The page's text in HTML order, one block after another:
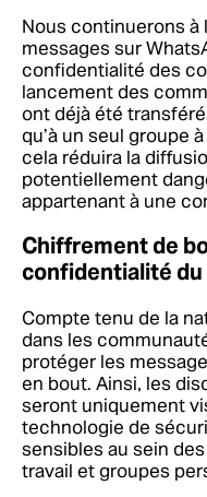
Nous continuerons
messages sur
confidentialité des
lancement des
ont déjà été
qu’à un seul groupe
cela réduira la
potentiellement
appartenant à une
Chiffrement de
confidentialité
Compte tenu de la
dans les
protéger les
en bout. Ainsi, les
seront uniquement
technologie de
sensibles au sein
travail et groupes